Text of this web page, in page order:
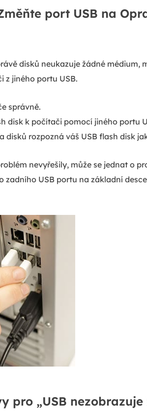
port USB na
disků neukazuje žádné médium,
z jiného portu USB.
správně.
disk k počítači pomocí jiného portu
disků rozpozná váš USB flash disk
nevyřešily, může se jednat o
zadního USB portu na základní
pro „USB